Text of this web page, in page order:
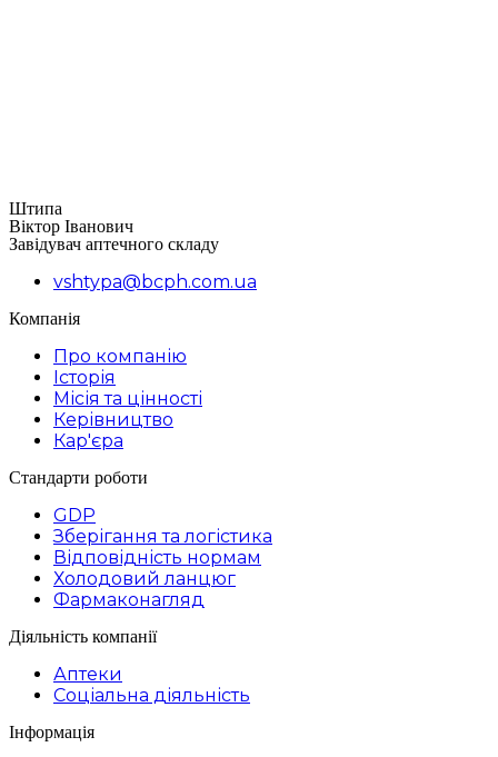
Штипа
Віктор Іванович
Завідувач аптечного складу
vshtypa@bcph.com.ua
Компанія
Про компанію
Історія
Місія та цінності
Керівництво
Кар'єра
Стандарти роботи
GDP
Зберігання та логістика
Відповідність нормам
Холодовий ланцюг
Фармаконагляд
Діяльність компанії
Аптеки
Соціальна діяльність
Інформація